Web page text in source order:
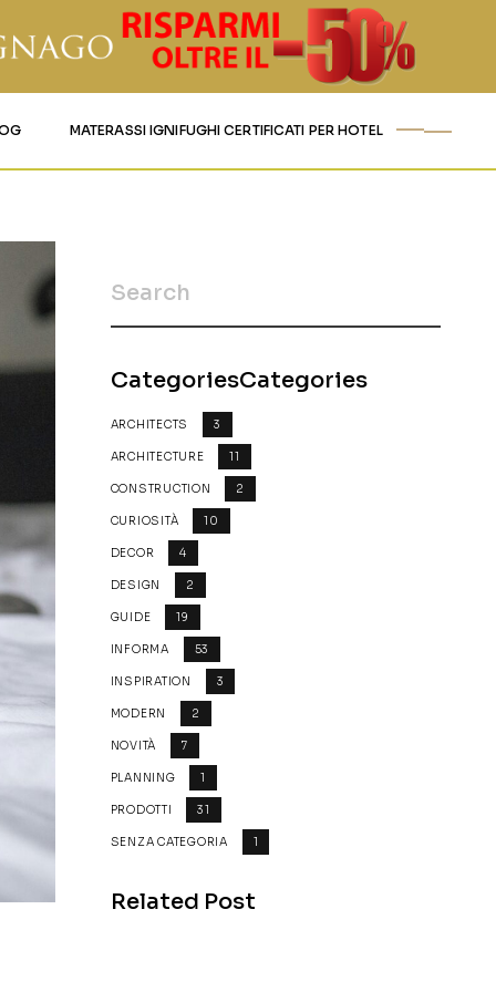
MATERASSI IGNIFUGHI CERTIFICATI PER HOTEL
CategoriesCategories
ARCHITECTS 3
ARCHITECTURE 11
CONSTRUCTION 2
CURIOSITÀ 10
DECOR 4
DESIGN 2
GUIDE 19
INFORMA 53
INSPIRATION 3
MODERN 2
NOVITÀ 7
PLANNING 1
PRODOTTI 31
SENZA CATEGORIA 1
Related Post